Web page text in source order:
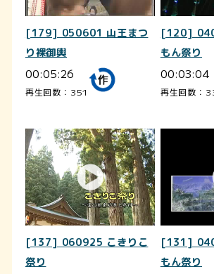
[179] 050601 山王まつ
り裸御輿
00:05:26
再生回数：351
[120]
もん祭り
00:03:04
再生回数：
[137] 060925 こきりこ
祭り
[131]
もん祭り